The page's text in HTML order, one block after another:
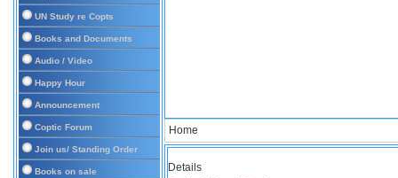
UN Study re Copts
Books and Documents
Audio / Video
Happy Hour
Announcement
Coptic Forum
Join us/ Standing Order
Books on sale
Home
Details